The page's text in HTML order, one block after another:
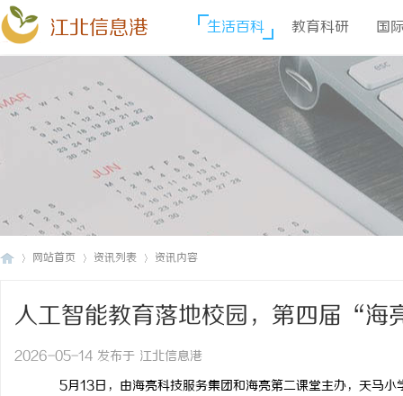
江北信息港 生活百科 教育科研 国
网站首页 资讯列表 资讯内容
人工智能教育落地校园，第四届“海
举办
2026-05-14 发布于 江北信息港
5月13日，由海亮科技服务集团和海亮第二课堂主办，天马小